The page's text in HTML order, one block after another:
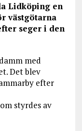
Lidköping en
västgötarna
seger i den
med
Det blev
efter
styrdes av